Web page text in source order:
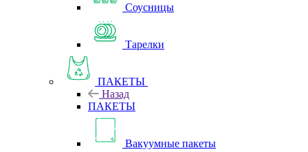
Соусницы
Тарелки
ПАКЕТЫ
Назад
ПАКЕТЫ
Вакуумные пакеты